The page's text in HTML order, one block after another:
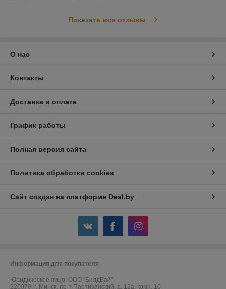
Показать все отзывы
О нас
Контакты
Доставка и оплата
График работы
Полная версия сайта
Политика обработки cookies
Сайт создан на платформе Deal.by
Информация для покупателя
Юридическое лицо: ООО "БилдБай"
220070, г. Минск, пр-т Партизанский, д. 12а, комн. 10